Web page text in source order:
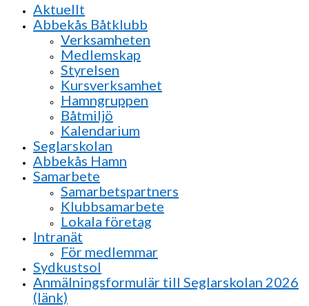
Aktuellt
Abbekås Båtklubb
Verksamheten
Medlemskap
Styrelsen
Kursverksamhet
Hamngruppen
Båtmiljö
Kalendarium
Seglarskolan
Abbekås Hamn
Samarbete
Samarbetspartners
Klubbsamarbete
Lokala företag
Intranät
För medlemmar
Sydkustsol
Anmälningsformulär till Seglarskolan 2026
(länk)